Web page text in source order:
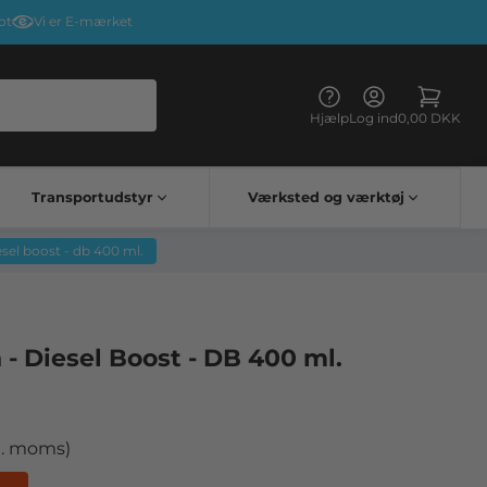
Vi er E-mærket
HjælpLog ind0,00 DKK
Transportudstyr Værksted og værktøj
boost - db 400 ml.
Diesel Boost - DB 400 ml.
moms)